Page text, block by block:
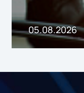
05.08.2026